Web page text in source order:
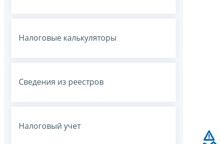
Налоговые калькуляторы
Сведения из реестров
Налоговый учет